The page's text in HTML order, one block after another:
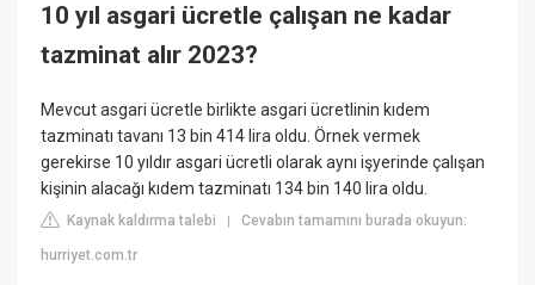
10 yıl asgari ücretle çalışan ne kadar
tazminat alır 2023?
Mevcut asgari ücretle birlikte asgari ücretlinin kıdem
tazminatı tavanı 13 bin 414 lira oldu. Örnek vermek
gerekirse 10 yıldır asgari ücretli olarak aynı işyerinde çalışan
kişinin alacağı kıdem tazminatı 134 bin 140 lira oldu.
Kaynak kaldırma talebi |Cevabın tamamını burada okuyun:
hurriyet.com.tr